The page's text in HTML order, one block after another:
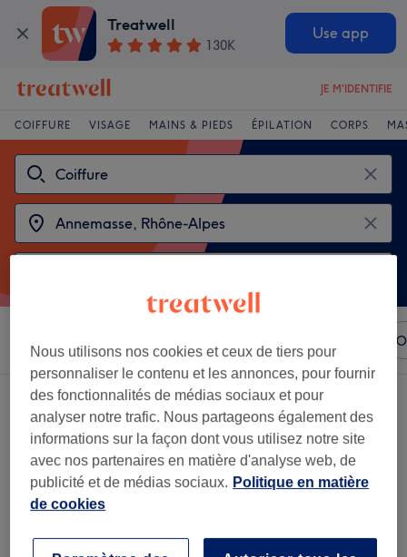
Treatwell
130K
Use app
JE M'IDENTIFIE
COIFFURE VISAGE MAINS & PIEDS ÉPILATION CORPS
Choisir entre 2coiffeurs à Annemasse, Rhône-Alpes
Nous utilisons nos cookies et ceux de tiers pour
personnaliser le contenu et les annonces, pour fournir
des fonctionnalités de médias sociaux et pour
analyser notre trafic. Nous partageons également des
informations sur la façon dont vous utilisez notre site
avec nos partenaires en matière d'analyse web, de
publicité et de médias sociaux. Politique en matière
de cookies